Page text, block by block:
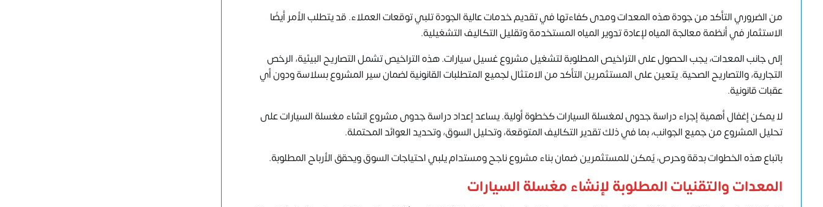
من الضروري التأكد من جودة هذه المعدات ومدى كفاءتها في تقديم خدمات عالية الجودة تلبي توقعات العملاء. قد يتطلب الأمر أيضًا
الاستثمار في أنظمة معالجة المياه لإعادة تدوير المياه المستخدمة وتقليل التكاليف التشغيلية.
إلى جانب المعدات، يجب الحصول على التراخيص المطلوبة لتشغيل مشروع غسيل سيارات. هذه التراخيص تشمل التصاريح البيئية، الرخص
التجارية، والتصاريح الصحية. يتعين على المستثمرين التأكد من الامتثال لجميع المتطلبات القانونية لضمان سير المشروع بسلاسة ودون أي
عقبات قانونية.
لا يمكن إغفال أهمية إجراء دراسة جدوى لمغسلة السيارات كخطوة أولية. يساعد إعداد دراسة جدوى مشروع انشاء مغسلة السيارات على
تحليل المشروع من جميع الجوانب، بما في ذلك تقدير التكاليف المتوقعة، وتحليل السوق، وتحديد العوائد المحتملة.
باتباع هذه الخطوات بدقة وحرص، يُمكن للمستثمرين ضمان بناء مشروع ناجح ومستدام يلبي احتياجات السوق ويحقق الأرباح المطلوبة.
المعدات والتقنيات المطلوبة لإنشاء مغسلة السيارات